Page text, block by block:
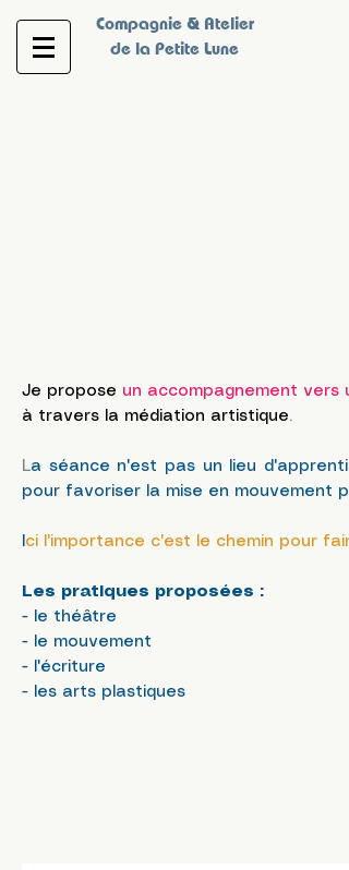
Compagnie & Atelier
de la Petite Lune
Je propose un accompagnement vers
à travers la médiation artistique​.
La séance n'est pas un lieu
pour favoriser la mise en mouvement
ci l'importance c'est le chemin pour
Les pratiques proposées :
- le théâtre
- le mouvement
- l'écriture
- les arts plastiques